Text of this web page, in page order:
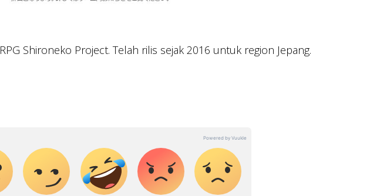
Shironeko Project. Telah rilis sejak 2016 untuk region Jepang.